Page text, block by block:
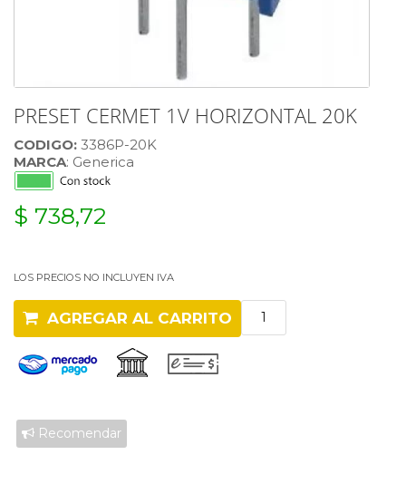
PRESET CERMET 1V HORIZONTAL 20K
CODIGO: 3386P-20K
MARCA: Generica
$ 738,72
LOS PRECIOS NO INCLUYEN IVA
AGREGAR AL CARRITO
Recomendar